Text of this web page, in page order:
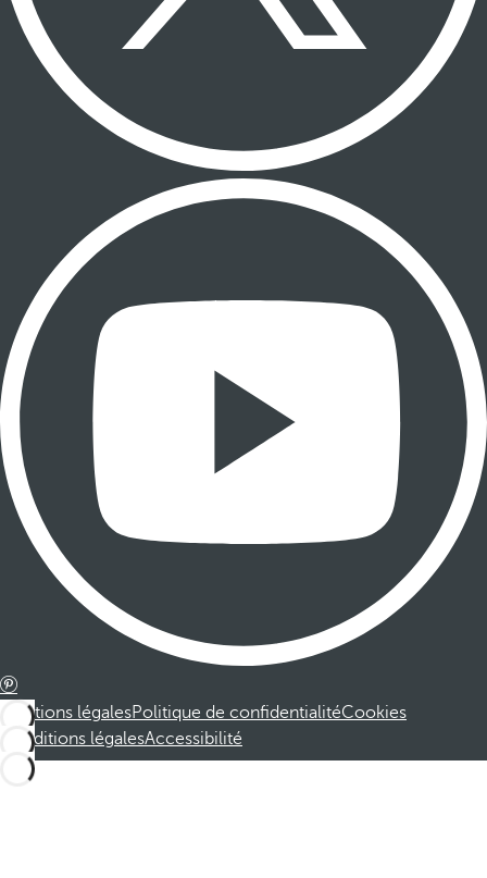
Mentions légalesPolitique de confidentialitéCookies
Conditions légalesAccessibilité